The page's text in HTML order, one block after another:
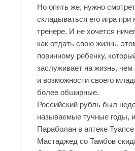
Но опять же, нужно
складываться его игра при
тренере. И не хочется
как отдать свою жизнь,
повинному ребенку,
заслуживает на жизнь,
и возможности своего
более обширные.
Российский рубль был
называемые тучные годы,
Параболан в аптеке
Мастаджед со Тамбов